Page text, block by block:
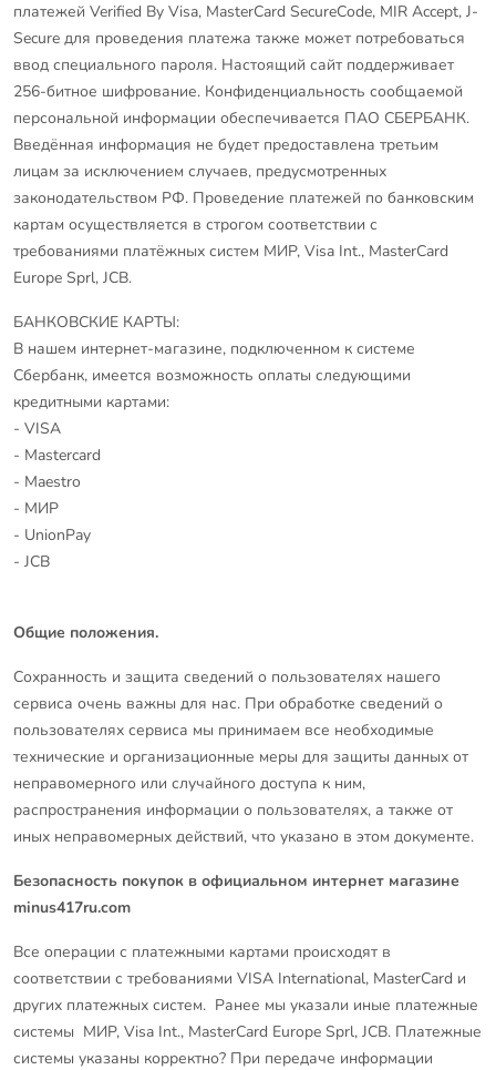
платежей Verified By Visa, MasterCard SecureCode, MIR Accept, J-
Secure для проведения платежа также может потребоваться
ввод специального пароля. Настоящий сайт поддерживает
256-битное шифрование. Конфиденциальность сообщаемой
персональной информации обеспечивается ПАО СБЕРБАНК.
Введённая информация не будет предоставлена третьим
лицам за исключением случаев, предусмотренных
законодательством РФ. Проведение платежей по банковским
картам осуществляется в строгом соответствии с
требованиями платёжных систем МИР, Visa Int., MasterCard
Europe Sprl, JCB.
БАНКОВСКИЕ КАРТЫ:
В нашем интернет-магазине, подключенном к системе
Сбербанк, имеется возможность оплаты следующими
кредитными картами:
- VISA
- Mastercard
- Maestro
- МИР
- UnionPay
- JCB
Общие положения.
Сохранность и защита сведений о пользователях нашего
сервиса очень важны для нас. При обработке сведений о
пользователях сервиса мы принимаем все необходимые
технические и организационные меры для защиты данных от
неправомерного или случайного доступа к ним,
распространения информации о пользователях, а также от
иных неправомерных действий, что указано в этом документе.
Безопасность покупок в официальном интернет магазине
minus417ru.com
Все операции с платежными картами происходят в
соответствии с требованиями VISA International, MasterCard и
других платежных систем. Ранее мы указали иные платежные
системы МИР, Visa Int., MasterCard Europe Sprl, JCB. Платежные
системы указаны корректно? При передаче информации